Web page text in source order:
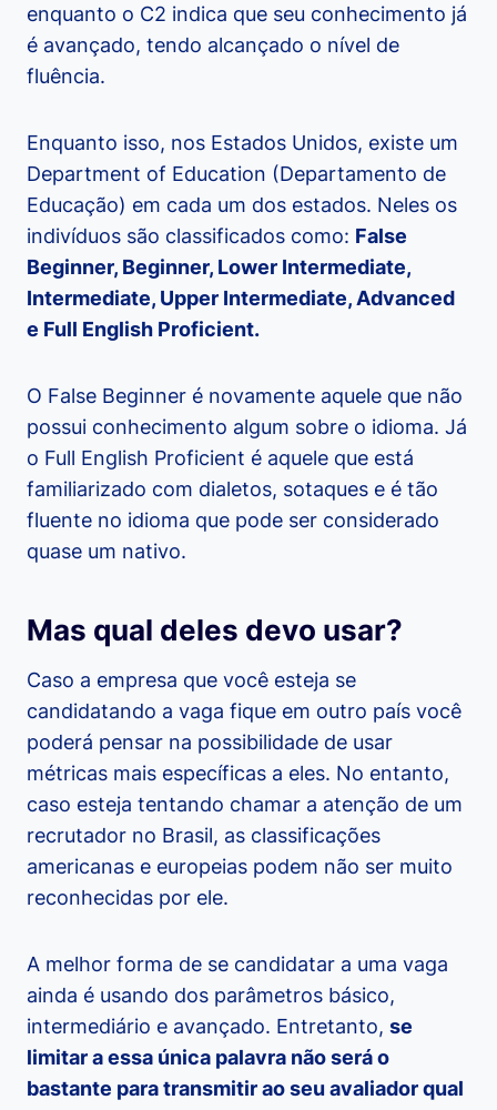
enquanto o C2 indica que seu conhecimento já
é avançado, tendo alcançado o nível de
fluência.
Enquanto isso, nos Estados Unidos, existe um
Department of Education (Departamento de
Educação) em cada um dos estados. Neles os
indivíduos são classificados como: False
Beginner, Beginner, Lower Intermediate,
Intermediate, Upper Intermediate, Advanced
e Full English Proficient.
O False Beginner é novamente aquele que não
possui conhecimento algum sobre o idioma. Já
o Full English Proficient é aquele que está
familiarizado com dialetos, sotaques e é tão
fluente no idioma que pode ser considerado
quase um nativo.
Mas qual deles devo usar?
Caso a empresa que você esteja se
candidatando a vaga fique em outro país você
poderá pensar na possibilidade de usar
métricas mais específicas a eles. No entanto,
caso esteja tentando chamar a atenção de um
recrutador no Brasil, as classificações
americanas e europeias podem não ser muito
reconhecidas por ele.
A melhor forma de se candidatar a uma vaga
ainda é usando dos parâmetros básico,
intermediário e avançado. Entretanto, se
limitar a essa única palavra não será o
bastante para transmitir ao seu avaliador qual